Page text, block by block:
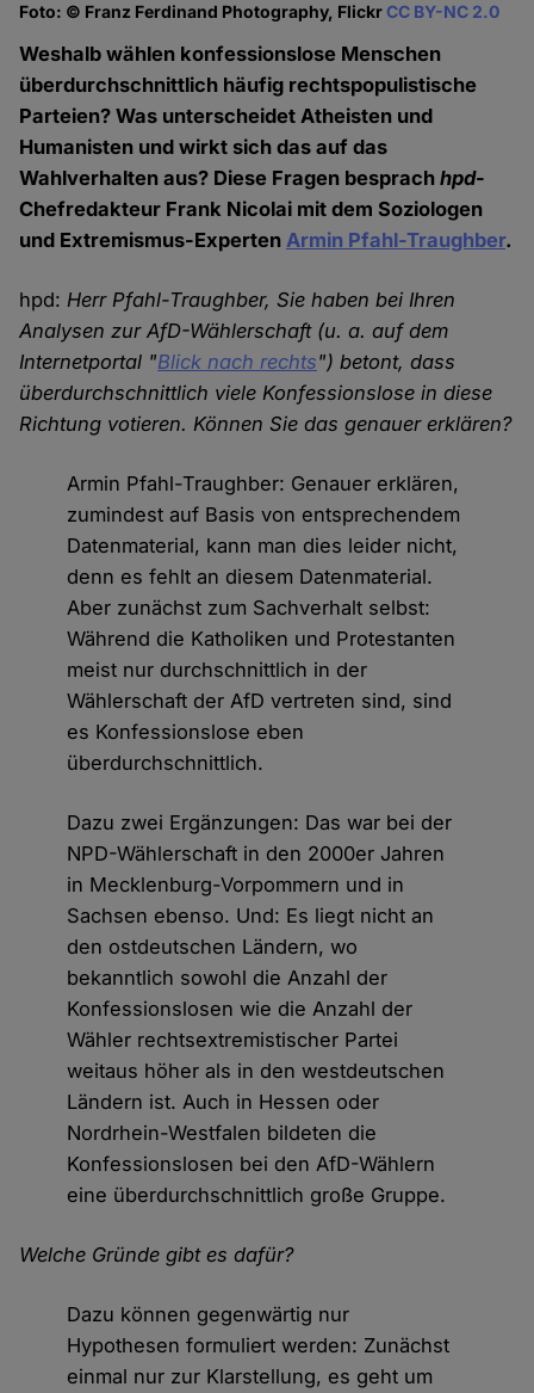
Foto: © Franz Ferdinand Photography, FlickrCC BY-NC 2.0
Weshalb wählen konfessionslose Menschen
überdurchschnittlich häufig rechtspopulistische
Parteien? Was unterscheidet Atheisten und
Humanisten und wirkt sich das auf das
Wahlverhalten aus? Diese Fragen besprachhpd-
Chefredakteur Frank Nicolai mit dem Soziologen
und Extremismus-ExpertenArmin Pfahl-Traughber.
hpd:Herr Pfahl-Traughber, Sie haben bei Ihren
Analysen zur AfD-Wählerschaft (u. a. auf dem
Internetportal "Blick nach rechts") betont, dass
überdurchschnittlich viele Konfessionslose in diese
Richtung votieren. Können Sie das genauer erklären?
Armin Pfahl-Traughber: Genauer erklären,
zumindest auf Basis von entsprechendem
Datenmaterial, kann man dies leider nicht,
denn es fehlt an diesem Datenmaterial.
Aber zunächst zum Sachverhalt selbst:
Während die Katholiken und Protestanten
meist nur durchschnittlich in der
Wählerschaft der AfD vertreten sind, sind
es Konfessionslose eben
überdurchschnittlich.
Dazu zwei Ergänzungen: Das war bei der
NPD-Wählerschaft in den 2000er Jahren
in Mecklenburg-Vorpommern und in
Sachsen ebenso. Und: Es liegt nicht an
den ostdeutschen Ländern, wo
bekanntlich sowohl die Anzahl der
Konfessionslosen wie die Anzahl der
Wähler rechtsextremistischer Partei
weitaus höher als in den westdeutschen
Ländern ist. Auch in Hessen oder
Nordrhein-Westfalen bildeten die
Konfessionslosen bei den AfD-Wählern
eine überdurchschnittlich große Gruppe.
Welche Gründe gibt es dafür?
Dazu können gegenwärtig nur
Hypothesen formuliert werden: Zunächst
einmal nur zur Klarstellung, es geht um